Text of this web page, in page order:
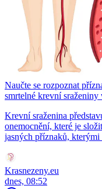
Naučte se rozpoznat
smrtelné krevní sraženiny
Krevní sraženina
onemocnění, které je
jasných příznaků, kterými
Krasnezeny.eu
dnes, 08:52